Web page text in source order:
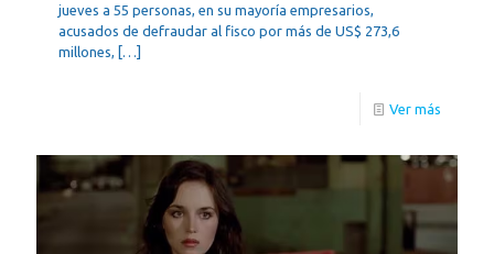
jueves a 55 personas, en su mayoría empresarios,
acusados de defraudar al fisco por más de US$ 273,6
millones, […]
Ver más